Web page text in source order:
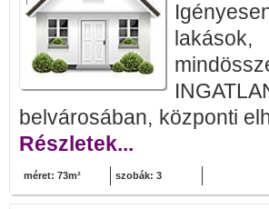
belvárosában, központi
Részletek...
méret: 73m² szobák: 3